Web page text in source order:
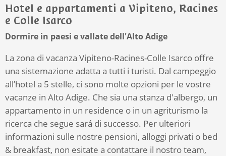
Hotel e appartamenti a Vipiteno, Racines
e Colle Isarco
Dormire in paesi e vallate dell'Alto Adige
La zona di vacanza Vipiteno-Racines-Colle Isarco offre
una sistemazione adatta a tutti i turisti. Dal campeggio
all’hotel a 5 stelle, ci sono molte opzioni per le vostre
vacanze in Alto Adige. Che sia una stanza d'albergo, un
appartamento in un residence o in un agriturismo la
ricerca che segue sará di successo. Per ulteriori
informazioni sulle nostre pensioni, alloggi privati o bed
& breakfast, non esitate a contattare il nostro team,